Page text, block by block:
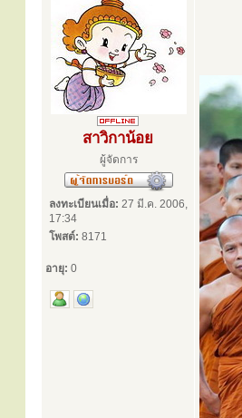
สาวิกาน้อย
ผู้จัดการ
ลงทะเบียนเมื่อ: 27 มี.ค. 2006,
17:34
โพสต์: 8171
อายุ: 0